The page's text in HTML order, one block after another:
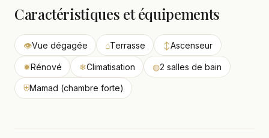
Caractéristiques et équipements
👁Vue dégagée ⌂Terrasse ↕Ascenseur
✹Rénové ❄Climatisation ◍2 salles de bain
⛨Mamad (chambre forte)